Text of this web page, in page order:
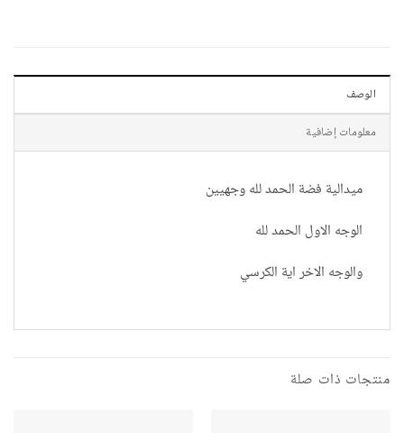
الوصف
معلومات إضافية
ميدالية فضة الحمد لله وجهيين
الوجه الاول الحمد لله
والوجه الاخر اية الكرسي
منتجات ذات صلة